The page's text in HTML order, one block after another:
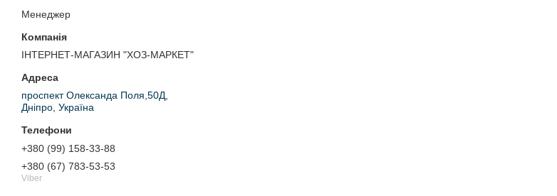
Менеджер
ІНТЕРНЕТ-МАГАЗИН "ХОЗ-МАРКЕТ"
проспект Олександа Поля,50Д,
Дніпро, Україна
+380 (99) 158-33-88
+380 (67) 783-53-53
Viber